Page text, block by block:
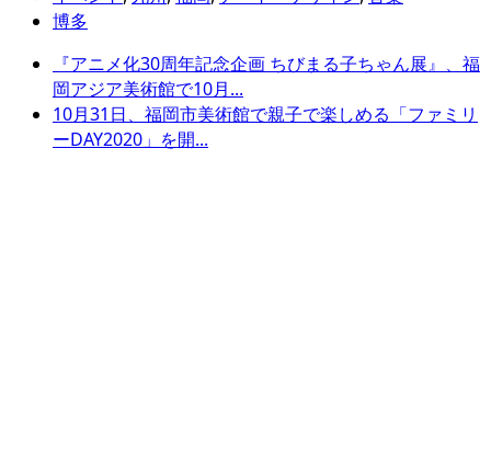
博多
『アニメ化30周年記念企画 ちびまる子ちゃん展』、福
岡アジア美術館で10月...
10月31日、福岡市美術館で親子で楽しめる「ファミリ
ーDAY2020」を開...